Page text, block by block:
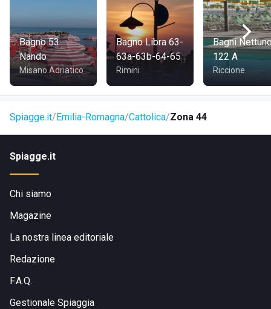
facilmente raggiungibile a piedi o in bicicletta e nelle
vicinanze sono presenti fermate dei mezzi pubblici.
Bagno 53
Nando
Misano Adriatico
Bagno Libra 63-
63a-63b-64-65
Rimini
Bagni
122 A
Riccione
Spiagge.it Emilia-Romagna Cattolica Zona 44
Spiagge.it
Chi siamo
Magazine
La nostra linea editoriale
Redazione
F.A.Q.
Gestionale Spiaggia